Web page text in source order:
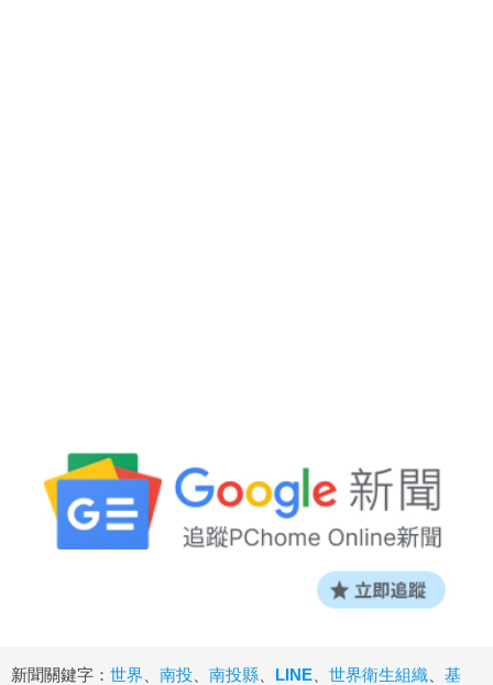
新聞關鍵字： 世界 南投 南投縣 LINE 世界衛生組織
基